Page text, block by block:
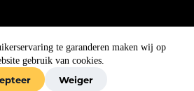
te garanderen maken wij op
gebruik van cookies.
Weiger
voorwaarden
we je mee helpen?